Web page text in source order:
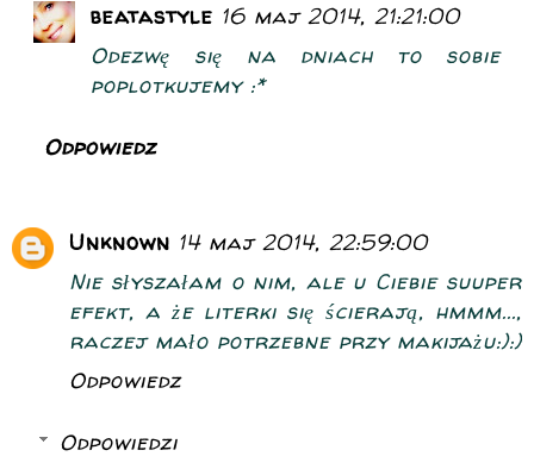
beatastyle 16 maj 2014, 21:21:00
Odezwę się na dniach to sobie
poplotkujemy :*
Odpowiedz
Unknown 14 maj 2014, 22:59:00
Nie słyszałam o nim, ale u Ciebie suuper
efekt, a że literki się ścierają, hmmm...,
raczej mało potrzebne przy makijażu:):)
Odpowiedz
Odpowiedzi